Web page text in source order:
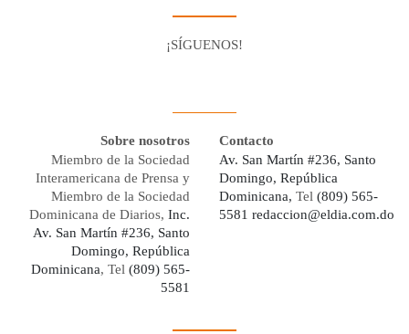
¡SÍGUENOS!
Sobre nosotros
Miembro de la Sociedad
Interamericana de Prensa y
Miembro de la Sociedad
Dominicana de Diarios, Inc.
Av. San Martín #236, Santo
Domingo, República
Dominicana, Tel (809) 565-
5581
Contacto
Av. San Martín #236, Santo
Domingo, República
Dominicana, Tel (809) 565-
5581 redaccion@eldia.com.do